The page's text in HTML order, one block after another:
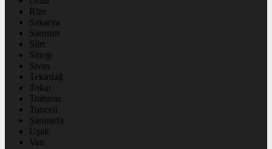
Rize
Sakarya
Samsun
Siirt
Sinop
Sivas
Tekirdağ
Tokat
Trabzon
Tunceli
Şanlıurfa
Uşak
Van